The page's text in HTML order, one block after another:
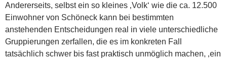
Andererseits, selbst ein so kleines ‚Volk‘ wie die ca. 12.500
Einwohner von Schöneck kann bei bestimmten
anstehenden Entscheidungen real in viele unterschiedliche
Gruppierungen zerfallen, die es im konkreten Fall
tatsächlich schwer bis fast praktisch unmöglich machen, ‚ein